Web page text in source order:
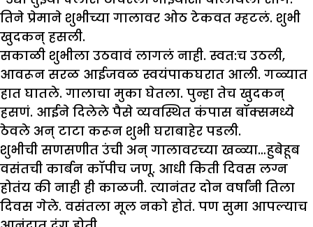
तिने प्रेमाने शुभीच्या गालावर ओठ टेकवत म्हटलं. शुभी
खुदकन् हसली.
सकाळी शुभीला उठवावं लागलं नाही. स्वत:च उठली,
आवरून सरळ आईजवळ स्वयंपाकघरात आली. गळ्यात
हात घातले. गालाचा मुका घेतला. पुन्हा तेच खुदकन्
हसणं. आईने दिलेले पैसे व्यवस्थित कंपास बॉक्समध्ये
ठेवले अन् टाटा करून शुभी घराबाहेर पडली.
शुभीची सणसणीत उंची अन् गालावरच्या खळ्या…हुबेहूब
वसंतची कार्बन कॉपीच जणू. आधी किती दिवस लग्न
होतंय की नाही ही काळजी. त्यानंतर दोन वर्षांनी तिला
दिवस गेले. वसंतला मूल नको होतं. पण सुमा आपल्याच